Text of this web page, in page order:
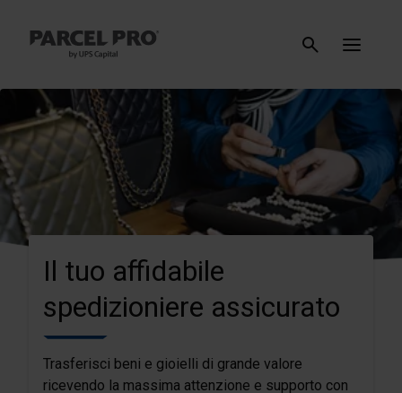
Il tuo affidabile
spedizioniere assicurato
Trasferisci beni e gioielli di grande valore
ricevendo la massima attenzione e supporto con